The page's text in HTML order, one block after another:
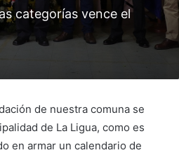
categorías vence el
de nuestra comuna se
de La Ligua, como es
en armar un calendario de